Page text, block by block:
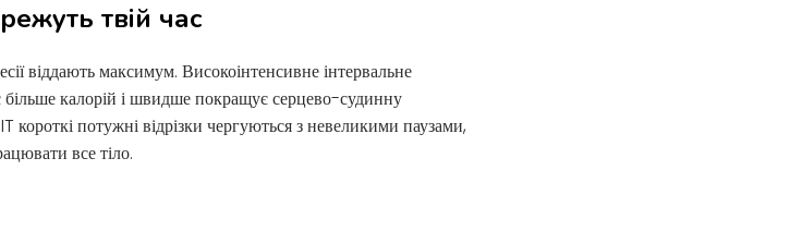
твій час
віддають максимум. Високоінтенсивне інтервальне
калорій і швидше покращує серцево-судинну
короткі потужні відрізки чергуються з невеликими паузами,
все тіло.